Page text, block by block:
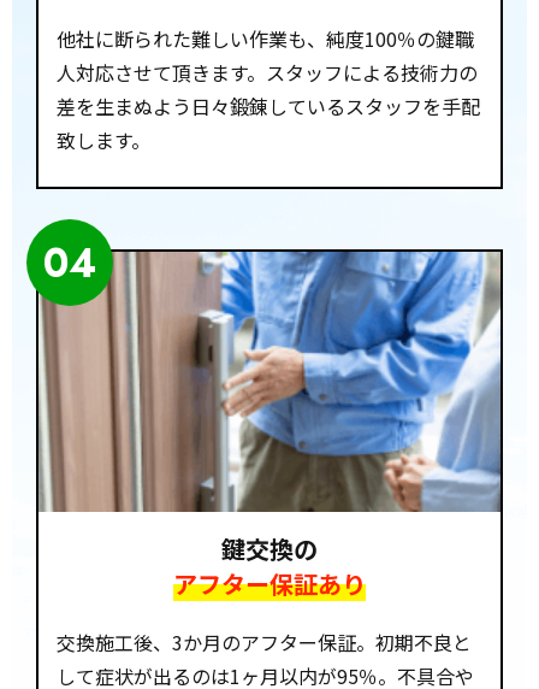
他社に断られた難しい作業も、純度100％の鍵職
人対応させて頂きます。スタッフによる技術力の
差を生まぬよう日々鍛錬しているスタッフを手配
致します。
04
鍵交換の
アフター保証あり
交換施工後、3か月のアフター保証。初期不良と
して症状が出るのは1ヶ月以内が95％。不具合や